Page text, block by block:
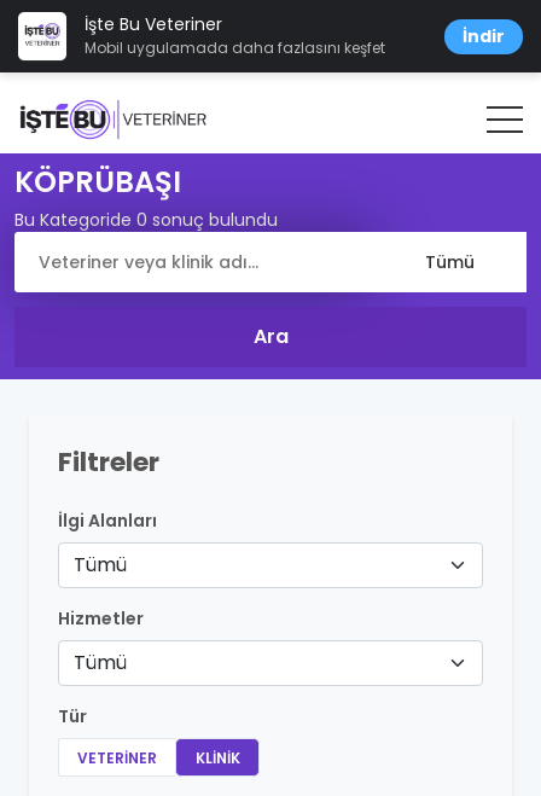
İşte Bu Veteriner
Mobil uygulamada daha fazlasını keşfet İndir
KÖPRÜBAŞI
Bu Kategoride 0 sonuç bulundu
Filtreler
İlgi Alanları
Tümü
Hizmetler
Tümü
Tür
VETERINER KLINIK